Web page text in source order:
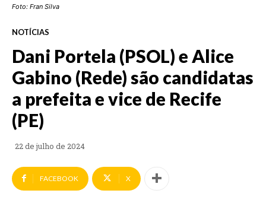
Foto: Fran Silva
NOTÍCIAS
Dani Portela (PSOL) e Alice
Gabino (Rede) são candidatas
a prefeita e vice de Recife
(PE)
22 de julho de 2024
FACEBOOK X